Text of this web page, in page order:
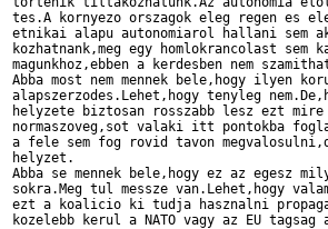
tes.A kornyezo orszagok eleg regen es
etnikai alapu autonomiarol hallani sem
kozhatnank,meg egy homlokrancolast sem
magunkhoz,ebben a kerdesben nem
Abba most nem mennek bele,hogy ilyen
alapszerzodes.Lehet,hogy tenyleg
helyzete biztosan rosszabb lesz ezt
normaszoveg,sot valaki itt pontokba
a fele sem fog rovid tavon
helyzet.
Abba se mennek bele,hogy ez az egesz
sokra.Meg tul messze van.Lehet,hogy
ezt a koalicio ki tudja hasznalni
kozelebb kerul a NATO vagy az EU tagsag